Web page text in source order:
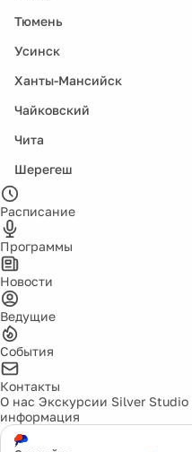
Тюмень
Усинск
Ханты-Мансийск
Чайковский
Чита
Шерегеш
Расписание
Программы
Новости
Ведущие
События
Контакты
О нас Экскурсии Silver Studio
информация